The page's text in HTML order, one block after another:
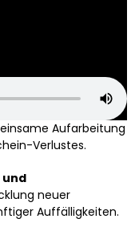
Aufarbeitung
Verlustes.
und
neuer
Auffälligkeiten.